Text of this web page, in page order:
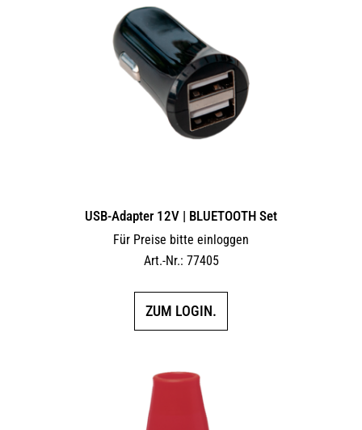
USB-Adapter 12V | BLUETOOTH Set
Für Preise bitte einloggen
Art.-Nr.: 77405
ZUM LOGIN.